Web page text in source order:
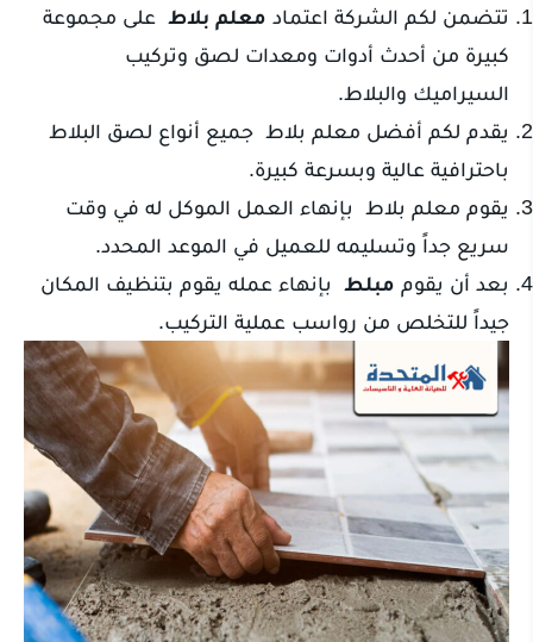
تتضمن لكم الشركة اعتماد معلم بلاط على مجموعة
كبيرة من أحدث أدوات ومعدات لصق وتركيب
السيراميك والبلاط.
يقدم لكم أفضل معلم بلاط جميع أنواع لصق البلاط
باحترافية عالية وبسرعة كبيرة.
يقوم معلم بلاط بإنهاء العمل الموكل له في وقت
سريع جداً وتسليمه للعميل في الموعد المحدد.
بعد أن يقوم مبلط
بإنهاء عمله يقوم بتنظيف المكان
جيداً للتخلص من رواسب عملية التركيب.